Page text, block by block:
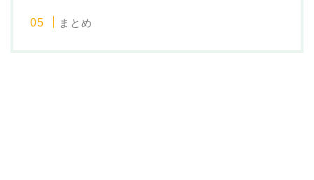
まとめ